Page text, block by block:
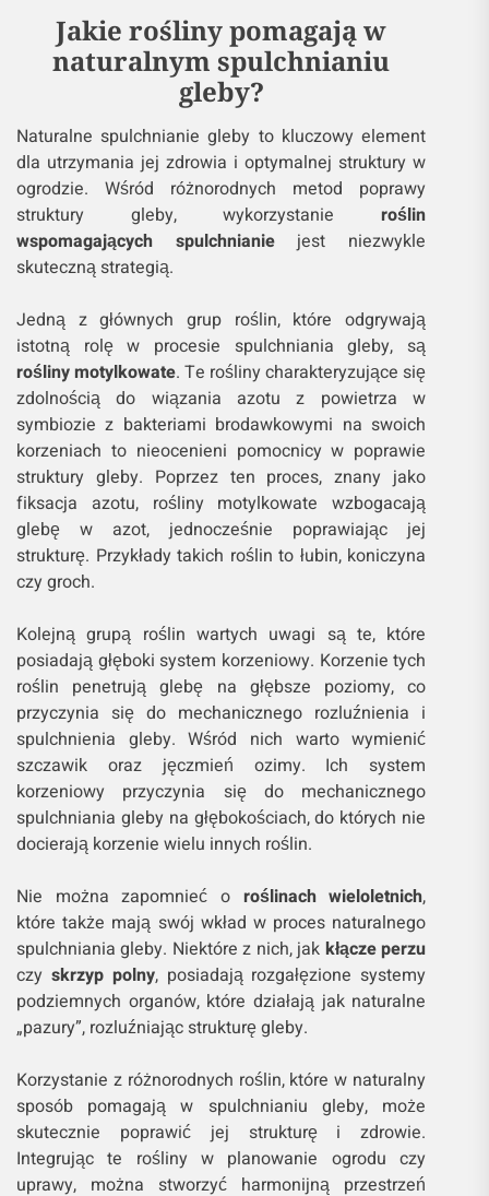
Jakie rośliny pomagają w
naturalnym spulchnianiu
gleby?
Naturalne spulchnianie gleby to kluczowy element
dla utrzymania jej zdrowia i optymalnej struktury w
ogrodzie. Wśród różnorodnych metod poprawy
struktury gleby, wykorzystanieroślin
wspomagających spulchnianiejest niezwykle
skuteczną strategią.
Jedną z głównych grup roślin, które odgrywają
istotną rolę w procesie spulchniania gleby, są
rośliny motylkowate. Te rośliny charakteryzujące się
zdolnością do wiązania azotu z powietrza w
symbiozie z bakteriami brodawkowymi na swoich
korzeniach to nieocenieni pomocnicy w poprawie
struktury gleby. Poprzez ten proces, znany jako
fiksacja azotu, rośliny motylkowate wzbogacają
glebę w azot, jednocześnie poprawiając jej
strukturę. Przykłady takich roślin to łubin, koniczyna
czy groch.
Kolejną grupą roślin wartych uwagi są te, które
posiadają głęboki system korzeniowy. Korzenie tych
roślin penetrują glebę na głębsze poziomy, co
przyczynia się do mechanicznego rozluźnienia i
spulchnienia gleby. Wśród nich warto wymienić
szczawik oraz jęczmień ozimy. Ich system
korzeniowy przyczynia się do mechanicznego
spulchniania gleby na głębokościach, do których nie
docierają korzenie wielu innych roślin.
Nie można zapomnieć o roślinach wieloletnich,
które także mają swój wkład w proces naturalnego
spulchniania gleby. Niektóre z nich, jak kłącze perzu
czy skrzyp polny, posiadają rozgałęzione systemy
podziemnych organów, które działają jak naturalne
„pazury”, rozluźniając strukturę gleby.
Korzystanie z różnorodnych roślin, które w naturalny
sposób pomagają w spulchnianiu gleby, może
skutecznie poprawić jej strukturę i zdrowie.
Integrując te rośliny w planowanie ogrodu czy
uprawy, można stworzyć harmonijną przestrzeń